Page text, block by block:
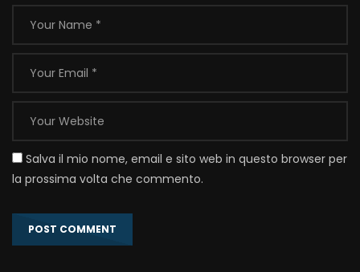
Salva il mio nome, email e sito web in questo browser per
la prossima volta che commento.